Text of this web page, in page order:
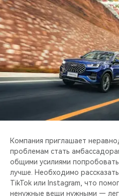
НАШИ МЕРОПРИЯТИЯ
ВИДЕООБЗОРЫ
CHERY ДЛЯ ДЕТЕЙ
Компания приглашает
проблемам стать
общими усилиями
лучше. Необходимо
TikTok или Instagram, что
ненужные вещи нужными —